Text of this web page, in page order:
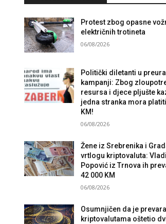
Protest zbog opasne
električnih trotineta
06/08/2026
Politički diletanti u
kampanji: Zbog
resursa i djece pljušte
jedna stranka mora
KM!
06/08/2026
Žene iz Srebrenika i
vrtlogu kriptovaluta:
Popović iz Trnova ih
42 000 KM
06/08/2026
Osumnjičen da je
kriptovalutama oštetio